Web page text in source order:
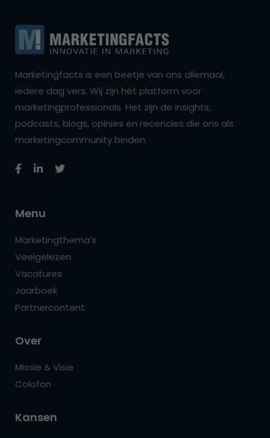
Marketingfacts is een beetje van ons allemaal,
iedere dag vers. Wij zijn hét platform voor
marketingprofessionals. Het zijn de insights,
podcasts, blogs, opinies en recencies die ons als
marketingcommunity binden.
Menu
Marketingthema’s
Veelgelezen
Vacatures
Jaarboek
Partnercontent
Over
Missie & Visie
Colofon
Kansen